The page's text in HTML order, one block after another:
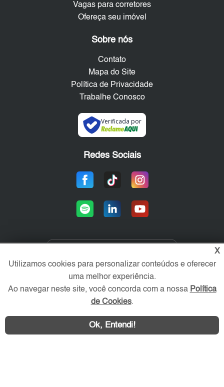
WhatsApp Contatar
Vagas para corretores
Ofereça seu imóvel
Sobre nós
Contato
Mapa do Site
Política de Privacidade
Trabalhe Conosco
Verificada por
Redes Sociais
acesse sua conta:
X
Utilizamos cookies para personalizar conteúdos e oferecer
uma melhor experiência.
Ao navegar neste site, você concorda com a nossa Política
de Cookies.
Ok, Entendi!